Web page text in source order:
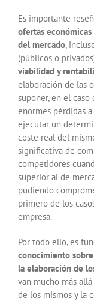
Es importante
ofertas económicas
del mercado,
(públicos o
viabilidad y
elaboración de las
suponer, en el
enormes pérdidas
ejecutar un
coste real del
significativa de
competidores
superior al de
pudiendo
primero de los
empresa.
Por todo ello, es
conocimiento
la elaboración de
van mucho más
de los mismos y la